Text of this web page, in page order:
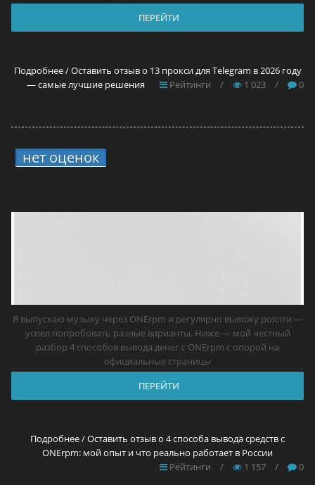
ПЕРЕЙТИ
Подробнее / Оставить отзыв о 13 прокси для Telegram в 2026 году
— самые лучшие решения
Рейтинги / 1 023 / 0
нет оценок
Я выпускаю музыку через ONErpm и регулярно вывожу роялти —
успел попробовать разные варианты. Ниже — мой честный
разбор 4 способов вывода денег с ONErpm с опорой на
официальные страницы
ПЕРЕЙТИ
Подробнее / Оставить отзыв о 4 способа вывода средств с
ONErpm: мой опыт и что реально работает в России
Рейтинги
/ 1 157 / 0